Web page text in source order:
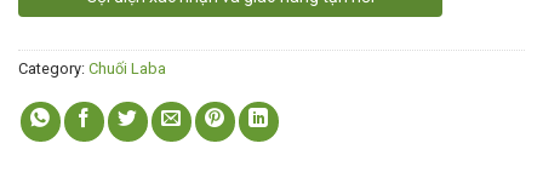
Category: Chuối Laba